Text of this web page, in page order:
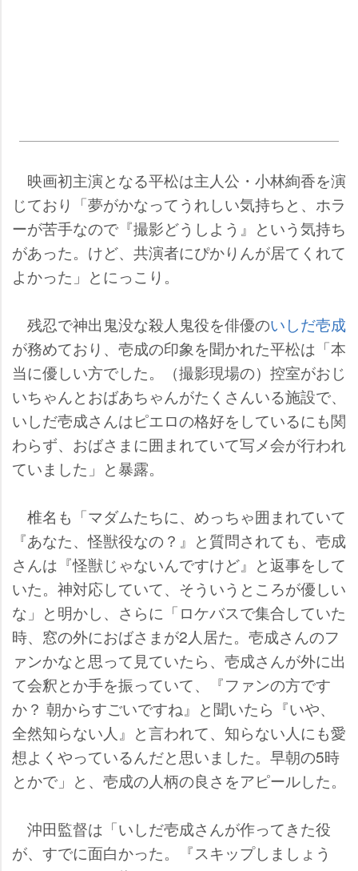
映画初主演となる平松は主人公・小林絢香を演
じており「夢がかなってうれしい気持ちと、ホラ
ーが苦手なので『撮影どうしよう』という気持ち
があった。けど、共演者にぴかりんが居てくれて
よかった」とにっこり。
残忍で神出鬼没な殺人鬼役を俳優のいしだ壱成
が務めており、壱成の印象を聞かれた平松は「本
当に優しい方でした。（撮影現場の）控室がおじ
いちゃんとおばあちゃんがたくさんいる施設で、
いしだ壱成さんはピエロの格好をしているにも関
わらず、おばさまに囲まれていて写メ会が行われ
ていました」と暴露。
椎名も「マダムたちに、めっちゃ囲まれていて
『あなた、怪獣役なの？』と質問されても、壱成
さんは『怪獣じゃないんですけど』と返事をして
いた。神対応していて、そういうところが優しい
な」と明かし、さらに「ロケバスで集合していた
時、窓の外におばさまが2人居た。壱成さんのフ
ァンかなと思って見ていたら、壱成さんが外に出
て会釈とか手を振っていて、『ファンの方です
か？ 朝からすごいですね』と聞いたら『いや、
全然知らない人』と言われて、知らない人にも愛
想よくやっているんだと思いました。早朝の5時
とかで」と、壱成の人柄の良さをアピールした。
沖田監督は「いしだ壱成さんが作ってきた役
が、すでに面白かった。『スキップしましょう